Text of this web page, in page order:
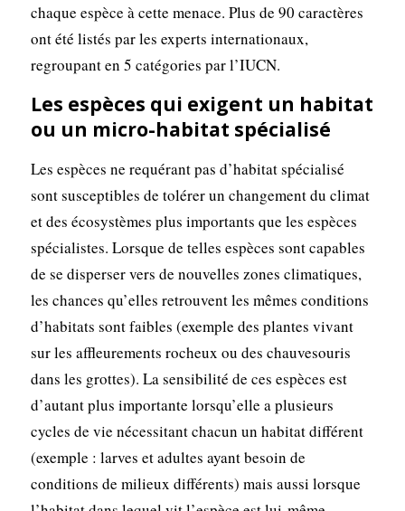
chaque espèce à cette menace. Plus de 90 caractères
ont été listés par les experts internationaux,
regroupant en 5 catégories par l’IUCN.
Les espèces qui exigent un habitat
ou un micro-habitat spécialisé
Les espèces ne requérant pas d’habitat spécialisé
sont susceptibles de tolérer un changement du climat
et des écosystèmes plus importants que les espèces
spécialistes. Lorsque de telles espèces sont capables
de se disperser vers de nouvelles zones climatiques,
les chances qu’elles retrouvent les mêmes conditions
d’habitats sont faibles (exemple des plantes vivant
sur les affleurements rocheux ou des chauvesouris
dans les grottes). La sensibilité de ces espèces est
d’autant plus importante lorsqu’elle a plusieurs
cycles de vie nécessitant chacun un habitat différent
(exemple : larves et adultes ayant besoin de
conditions de milieux différents) mais aussi lorsque